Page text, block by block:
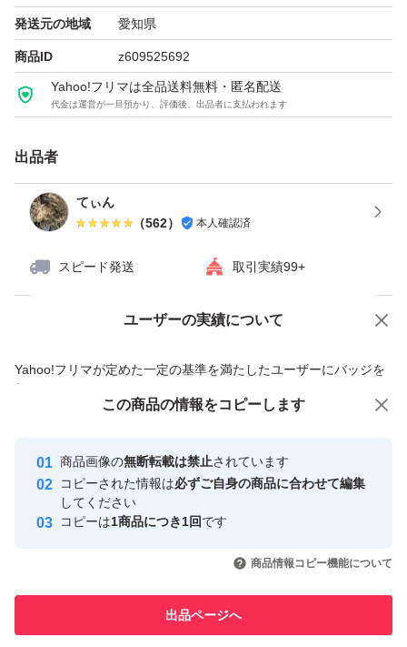
発送元の地域 愛知県
商品ID z609525692
Yahoo!フリマは全品送料無料・匿名配送
代金は運営が一旦預かり、評価後、出品者に支払われます
出品者
てぃん
（562） 本人確認済
スピード発送 取引実績99+
ユーザーの実績について
Yahoo!フリマが定めた一定の基準を満たしたユーザーにバッジを
付与しています
安心取引出品者
心・安全なユーザーです
取引実績
引を完了させた実績があります
での取引実績があります
価格の相談 商品への質問
この商品の情報をコピーします
商品画像の無断転載は禁止されています
コピーされた情報は必ずご自身の商品に合わせて編集
してください
コピーは1商品につき1回です
商品情報コピー機能について
出品ページへ
この商品をみている人にオススメ